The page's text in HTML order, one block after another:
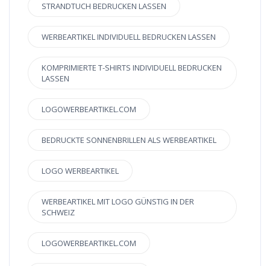
STRANDTUCH BEDRUCKEN LASSEN
WERBEARTIKEL INDIVIDUELL BEDRUCKEN LASSEN
KOMPRIMIERTE T-SHIRTS INDIVIDUELL BEDRUCKEN
LASSEN
LOGOWERBEARTIKEL.COM
BEDRUCKTE SONNENBRILLEN ALS WERBEARTIKEL
LOGO WERBEARTIKEL
WERBEARTIKEL MIT LOGO GÜNSTIG IN DER
SCHWEIZ
LOGOWERBEARTIKEL.COM